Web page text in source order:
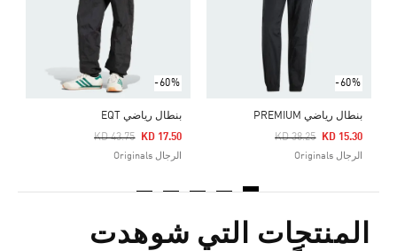
-60%
بنطال رياضي PREMIUM
Price Reduced From
KD 38.25
To KD 15.30
الرجال Originals
-60%
بنطال رياضي EQT
Price Reduced From
KD 43.75
To KD 17.50
الرجال Originals
المنتجات التي شوهدت